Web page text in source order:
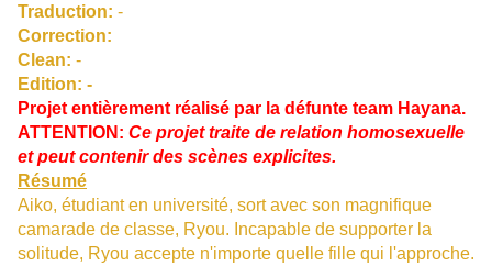
Traduction: -
Correction:
Clean: -
Edition: -
Projet entièrement réalisé par la défunte team Hayana.
ATTENTION: Ce projet traite de relation homosexuelle
et peut contenir des scènes explicites.
Résumé
Aiko, étudiant en université, sort avec son magnifique
camarade de classe, Ryou. Incapable de supporter la
solitude, Ryou accepte n'importe quelle fille qui l'approche.